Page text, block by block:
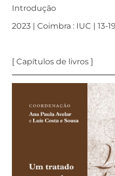
Introdução
2023 | Coimbra : IUC | 13-
[ Capítulos de livros ]